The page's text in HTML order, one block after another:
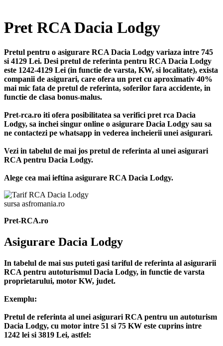
Pret RCA Dacia Lodgy
Pretul pentru o asigurare RCA Dacia Lodgy variaza intre 745
si 4129 Lei. Desi pretul de referinta pentru RCA Dacia Lodgy
este 1242-4129 Lei (in functie de varsta, KW, si localitate), exista
companii de asigurari, care ofera un pret cu aproximativ 40%
mai mic fata de pretul de referinta, soferilor fara accidente, in
functie de clasa bonus-malus.
Pret-rca.ro iti ofera posibilitatea sa verifici pret rca Dacia
Lodgy, sa inchei singur online o asigurare Dacia Lodgy sau sa
ne contactezi pe whatsapp in vederea incheierii unei asigurari.
Vezi in tabelul de mai jos pretul de referinta al unei asigurari
RCA pentru Dacia Lodgy.
Alege cea mai ieftina asigurare RCA Dacia Lodgy.
sursa asfromania.ro
Pret-RCA.ro
Asigurare Dacia Lodgy
In tabelul de mai sus puteti gasi tariful de referinta al asigurarii
RCA pentru autoturismul Dacia Lodgy, in functie de varsta
proprietarului, motor KW, judet.
Exemplu:
Pretul de referinta al unei asigurari RCA pentru un autoturism
Dacia Lodgy, cu motor intre 51 si 75 KW este cuprins intre
1242 lei si 3819 Lei, astfel: